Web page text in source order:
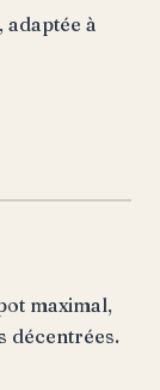
à
maximal,
décentrées.